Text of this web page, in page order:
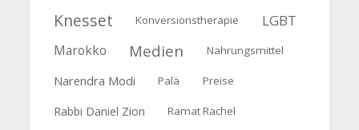
Knesset Konversionstherapie LGBT
Marokko Medien Nahrungsmittel
Narendra Modi Palä Preise
Rabbi Daniel Zion Ramat Rachel